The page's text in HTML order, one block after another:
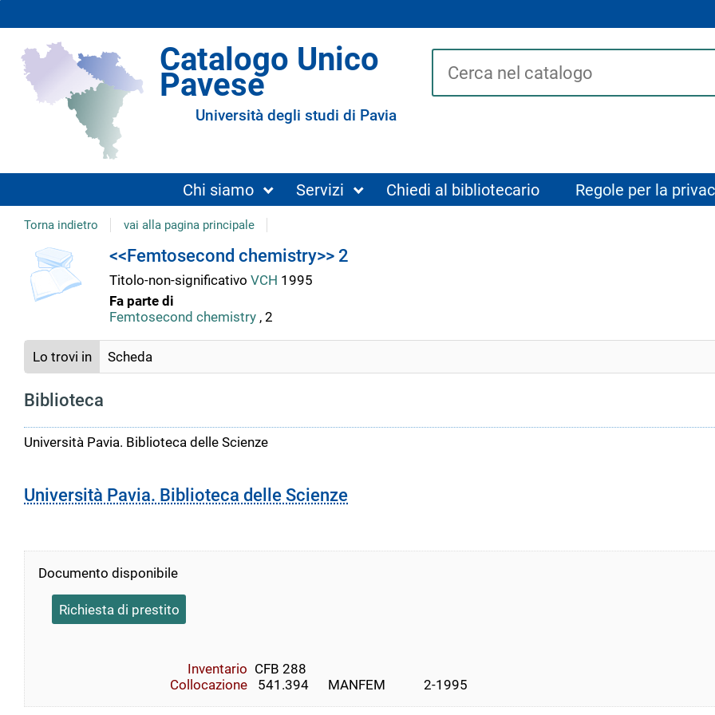
Catalogo Unico
Pavese
Università degli studi di Pavia
Cerca su "Catalogo"
Chi siamo Servizi Chiedi al bibliotecario Regole per la
Torna indietro vai alla pagina principale
Dettaglio
del
documento
copertina <<Femtosecond chemistry>> 2
Titolo-non-significativo VCH 1995
Fa parte di
Femtosecond chemistry, 2
Lo trovi in Scheda
Biblioteca
Università Pavia. Biblioteca delle Scienze
Università Pavia. Biblioteca delle Scienze
Documento disponibile
Richiesta di prestito
Inventario CFB 288
Collocazione
541.394      MANFEM            2-1995